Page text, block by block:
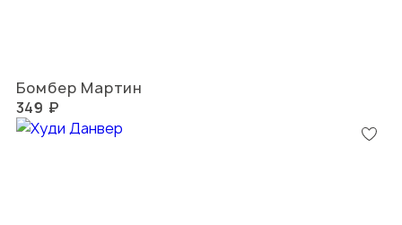
Бомбер Мартин
349 ₽